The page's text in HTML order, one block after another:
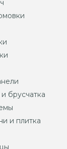
брусчатка
и плитка